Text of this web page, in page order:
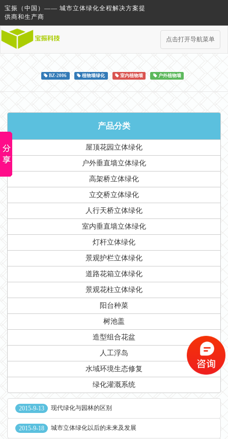
宝振（中国）—— 城市立体绿化全程解决方案提
供商和生产商
点击打开导航菜单
BZ-2006 植物墙绿化 室内植物墙 户外植物墙
产品分类
屋顶花园立体绿化
户外垂直墙立体绿化
高架桥立体绿化
立交桥立体绿化
人行天桥立体绿化
室内垂直墙立体绿化
灯杆立体绿化
景观护栏立体绿化
道路花箱立体绿化
景观花柱立体绿化
阳台种菜
树池盖
造型组合花盆
人工浮岛
水域环境生态修复
绿化灌溉系统
2015-9-13 现代绿化与园林的区别
2015-9-18 城市立体绿化以后的未来及发展